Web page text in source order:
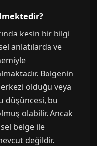
kesin bir bilgi
anlatılarda ve
Bölgenin
olduğu veya
düşüncesi, bu
olabilir. Ancak
belge ile
değildir.